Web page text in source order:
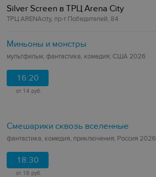
Silver Screen в ТРЦ Arena City
ТРЦ ARENAcity, пр-т Победителей, 84
Миньоны и монстры
мультфильм, фантастика, комедия; США 2026
16:20
от 14 руб.
Смешарики сквозь вселенные
фантастика, комедия, приключения; Россия 2026
18:30
от 16 руб.